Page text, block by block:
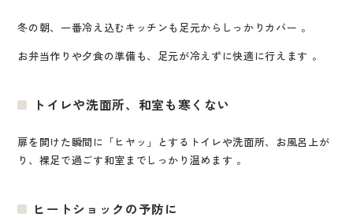
冬の朝、一番冷え込むキッチンも足元からしっかりカバー 。
お弁当作りや夕食の準備も、足元が冷えずに快適に行えます 。
トイレや洗面所、和室も寒くない
扉を開けた瞬間に「ヒヤッ」とするトイレや洗面所、お風呂上が
り、裸足で過ごす和室までしっかり温めます 。
ヒートショックの予防に